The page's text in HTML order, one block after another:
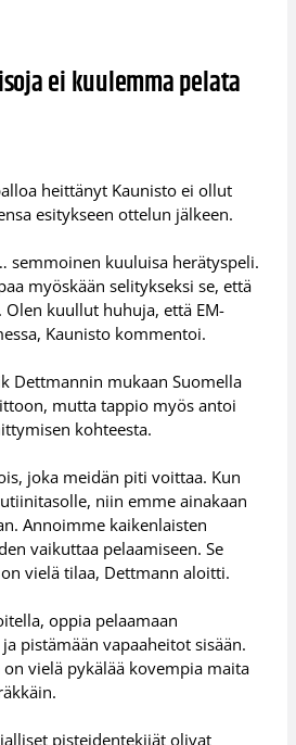
ei kuulemma pelata
heittänyt Kaunisto ei ollut
esitykseen ottelun jälkeen.
semmoinen kuuluisa herätyspeli.
myöskään selitykseksi se, että
Olen kuullut huhuja, että EM-
Kaunisto kommentoi.
Dettmannin mukaan Suomella
mutta tappio myös antoi
kohteesta.
joka meidän piti voittaa. Kun
niin emme ainakaan
Annoimme kaikenlaisten
vaikuttaa pelaamiseen. Se
vielä tilaa, Dettmann aloitti.
oppia pelaamaan
pistämään vapaaheitot sisään.
on vielä pykälää kovempia maita
pisteidentekijät olivat